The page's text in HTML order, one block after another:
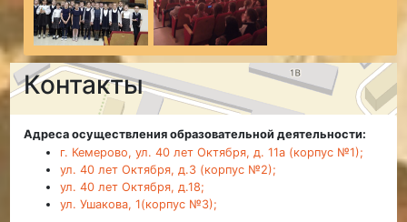
Контакты
Адреса осуществления образовательной деятельности:
г. Кемерово, ул. 40 лет Октября, д. 11а (корпус №1);
ул. 40 лет Октября, д.3 (корпус №2);
ул. 40 лет Октября, д.18;
ул. Ушакова, 1(корпус №3);